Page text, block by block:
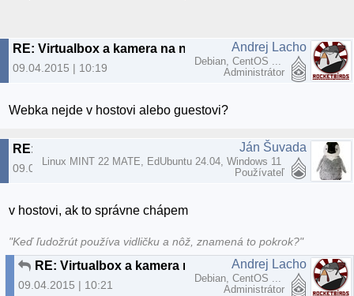
09.04.2015 | 10:19
Andrej Lacho
Debian, CentOS ...
Administrátor
Webka nejde v hostovi alebo guestovi?
09.04.2015 | 10:20
Ján Šuvada
Linux MINT 22 MATE, EdUbuntu 24.04, Windows 11
Používateľ
v hostovi, ak to správne chápem
"Keď ľudožrút používa vidličku a nôž, znamená to pokrok?"
09.04.2015 | 10:21
Andrej Lacho
Debian, CentOS ...
Administrátor